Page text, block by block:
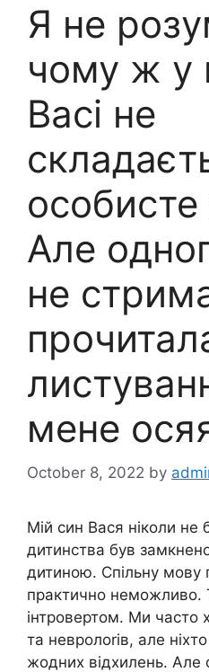
Я не
чому ж у
Васі не
Але
не
мене
October 8, 2022 by
Мій син Вася ніколи не
дитинства був
дитиною. Спільну мову
практично неможливо.
інтровертом. Ми часто
та невролоrів, але
жодних відхилень. Але